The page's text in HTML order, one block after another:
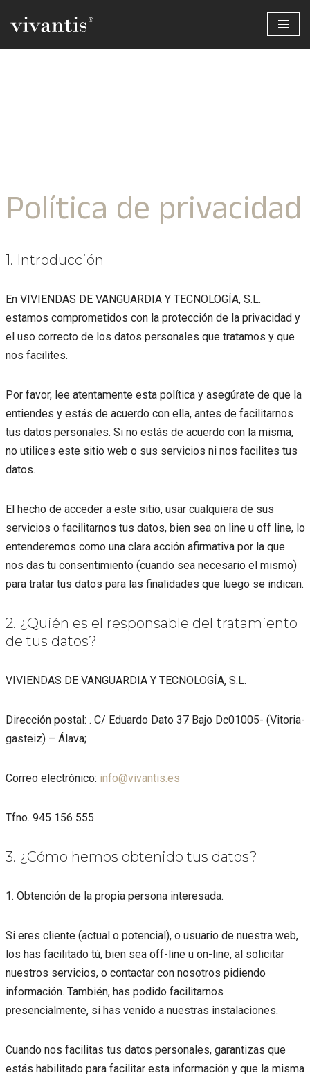
Política de privacidad
1. Introducción
En VIVIENDAS DE VANGUARDIA Y TECNOLOGÍA, S.L.
estamos comprometidos con la protección de la privacidad y
el uso correcto de los datos personales que tratamos y que
nos facilites.
Por favor, lee atentamente esta política y asegúrate de que la
entiendes y estás de acuerdo con ella, antes de facilitarnos
tus datos personales. Si no estás de acuerdo con la misma,
no utilices este sitio web o sus servicios ni nos facilites tus
datos.
El hecho de acceder a este sitio, usar cualquiera de sus
servicios o facilitarnos tus datos, bien sea on line u off line, lo
entenderemos como una clara acción afirmativa por la que
nos das tu consentimiento (cuando sea necesario el mismo)
para tratar tus datos para las finalidades que luego se indican.
2. ¿Quién es el responsable del tratamiento
de tus datos?
VIVIENDAS DE VANGUARDIA Y TECNOLOGÍA, S.L.
Dirección postal: . C/ Eduardo Dato 37 Bajo Dc01005- (Vitoria-
gasteiz) – Álava;
Correo electrónico: info@vivantis.es
Tfno. 945 156 555
3. ¿Cómo hemos obtenido tus datos?
1. Obtención de la propia persona interesada.
Si eres cliente (actual o potencial), o usuario de nuestra web,
los has facilitado tú, bien sea off-line u on-line, al solicitar
nuestros servicios, o contactar con nosotros pidiendo
información. También, has podido facilitarnos
presencialmente, si has venido a nuestras instalaciones.
Cuando nos facilitas tus datos personales, garantizas que
estás habilitado para facilitar esta información y que la misma